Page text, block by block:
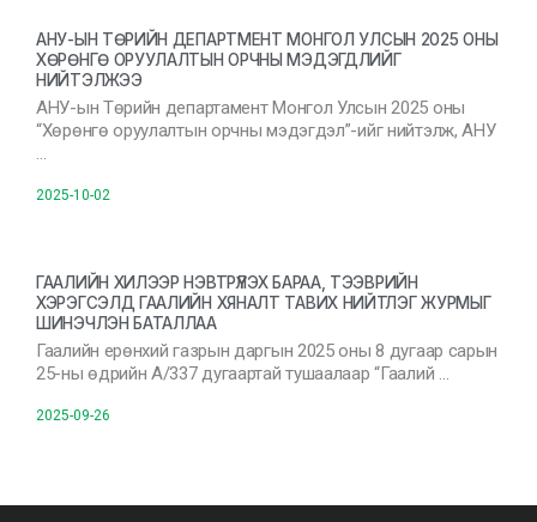
АНУ-ЫН ТӨРИЙН ДЕПАРТМЕНТ МОНГОЛ УЛСЫН 2025 ОНЫ
ХӨРӨНГӨ ОРУУЛАЛТЫН ОРЧНЫ МЭДЭГДЛИЙГ
НИЙТЭЛЖЭЭ
АНУ-ын Төрийн департамент Монгол Улсын 2025 оны
“Хөрөнгө оруулалтын орчны мэдэгдэл”-ийг нийтэлж, АНУ
…
2025-10-02
ГААЛИЙН ХИЛЭЭР НЭВТРҮҮЛЭХ БАРАА, ТЭЭВРИЙН
ХЭРЭГСЭЛД ГААЛИЙН ХЯНАЛТ ТАВИХ НИЙТЛЭГ ЖУРМЫГ
ШИНЭЧЛЭН БАТАЛЛАА
Гаалийн ерөнхий газрын даргын 2025 оны 8 дугаар сарын
25-ны өдрийн А/337 дугаартай тушаалаар “Гаалий …
2025-09-26